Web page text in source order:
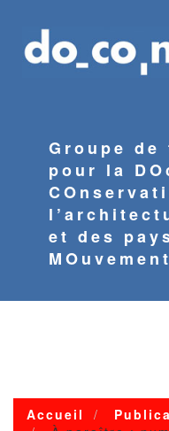
contenu
principal
Groupe
pour la
et des
Accueil